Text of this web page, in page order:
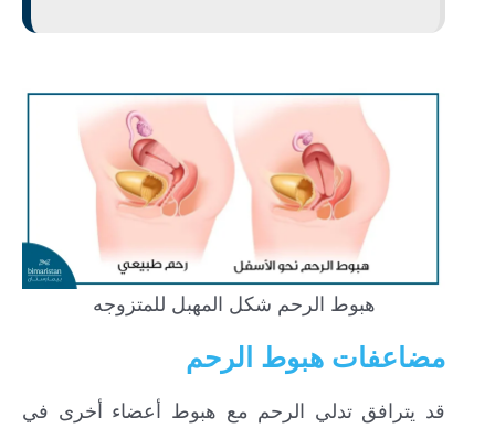
هبوط الرحم شكل المهبل للمتزوجه
مضاعفات هبوط الرحم
قد يترافق تدلي الرحم مع هبوط أعضاء أخرى في